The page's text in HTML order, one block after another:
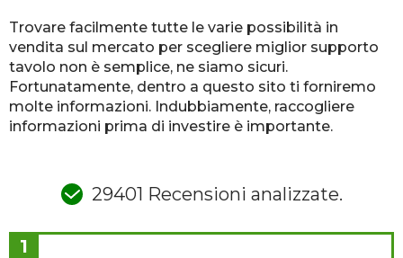
Salotto
Varie
Trovare facilmente tutte le varie possibilità in
vendita sul mercato per scegliere miglior supporto
tavolo non è semplice, ne siamo sicuri.
Fortunatamente, dentro a questo sito ti forniremo
molte informazioni. Indubbiamente, raccogliere
informazioni prima di investire è importante.
29401 Recensioni analizzate.
1